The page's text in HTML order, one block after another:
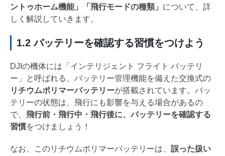
ントゥホーム機能」「飛行モードの種類」 について、詳
しく解説していきます。
1.2 バッテリーを確認する習慣をつけよう
DJIの機体には「インテリジェント フライト バッテリ
ー」と呼ばれる、バッテリー管理機能を備えた交換式の
リチウムポリマーバッテリーが搭載されています。バッ
テリーの状態は、飛行にも影響を与える場合があるの
で、 飛行前・飛行中・飛行後に、バッテリーを確認する
習慣をつけましょう！
なお、このリチウムポリマーバッテリーは、 誤った扱い